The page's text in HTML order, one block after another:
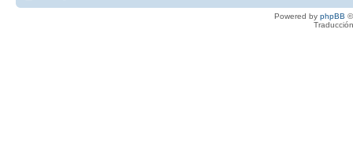
Powered by phpBB